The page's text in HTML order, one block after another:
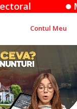
Măsuri
Contul Meu